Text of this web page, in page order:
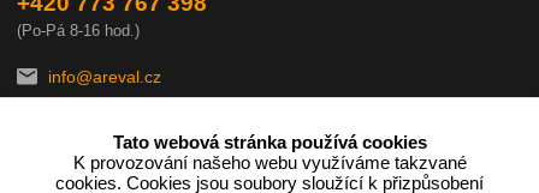
(Po-Pá 8-16 hod.)
info@areval.cz
Tato webová stránka používá cookies
K provozování našeho webu využíváme takzvané
cookies. Cookies jsou soubory sloužící k přizpůsobení